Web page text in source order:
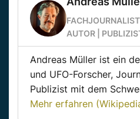
AUTOR |
Andreas Müller ist ein
und UFO-Forscher,
Publizist mit dem
Mehr erfahren